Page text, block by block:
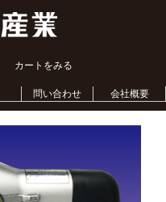
カートをみる
問い合わせ 会社概要